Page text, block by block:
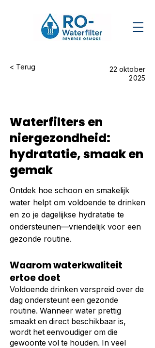
< Terug
22 oktober
2025
Waterfilters en
niergezondheid:
hydratatie, smaak en
gemak
Ontdek hoe schoon en smakelijk
water helpt om voldoende te drinken
en zo je dagelijkse hydratatie te
ondersteunen—vriendelijk voor een
gezonde routine.
Waarom waterkwaliteit
ertoe doet
Voldoende drinken verspreid over de
dag ondersteunt een gezonde
routine. Wanneer water prettig
smaakt en direct beschikbaar is,
wordt het eenvoudiger om die
gewoonte vol te houden. In veel